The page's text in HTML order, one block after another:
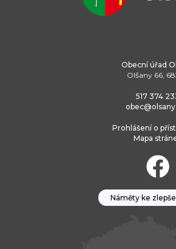
Obecní úřad
Olšany 66,
517 374
Prohlášení o
Mapa
Náměty ke